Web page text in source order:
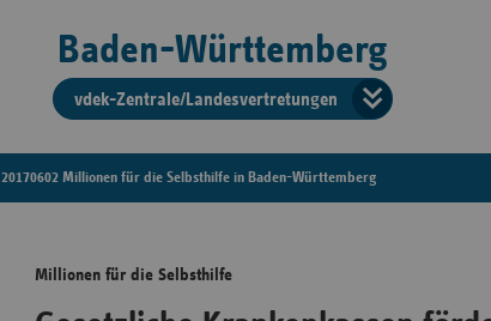
Baden-Württemberg
vdek-Zentrale/Landesvertretungen
der
20170602 Millionen für die Selbsthilfe in Baden-Württemberg
Millionen für die Selbsthilfe